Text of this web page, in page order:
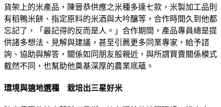
貨架上的米產品，陳晉恭供應之米種多達七款，米製加工品則
有稻鴨米餅、指定原料的米酒與大吟釀等，合作時間久到他都
忘記了，「最記得的反而是人。」合作期間，產品專員總是提
供諸多想法、見解與建議，甚至引薦更多同業專家，給予諮
詢、協助與解答，關係如同朋友般親近，與所謂買賣關係模式
截然不同，也幫助他奠基深厚的農業底蘊。
環境與適地選種 栽培出三星好米